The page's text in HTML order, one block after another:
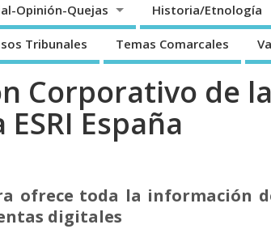
Opinión-Quejas Historia/Etnología
Tribunales Temas Comarcales
Corporativo de la
España
ofrece toda la información
digitales